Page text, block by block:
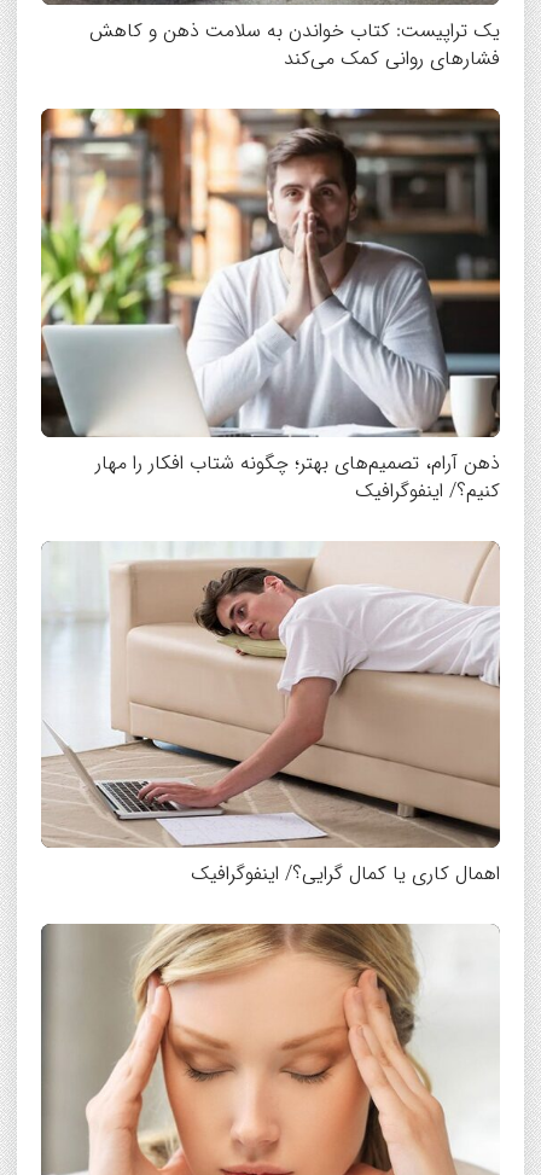
یک تراپیست: کتاب‌ خواندن به سلامت ذهن و کاهش
فشارهای روانی کمک می‌کند
ذهن آرام، تصمیم‌های بهتر؛ چگونه شتاب افکار را مهار
کنیم؟/ اینفوگرافیک
اهمال کاری یا کمال گرایی؟/ اینفوگرافیک